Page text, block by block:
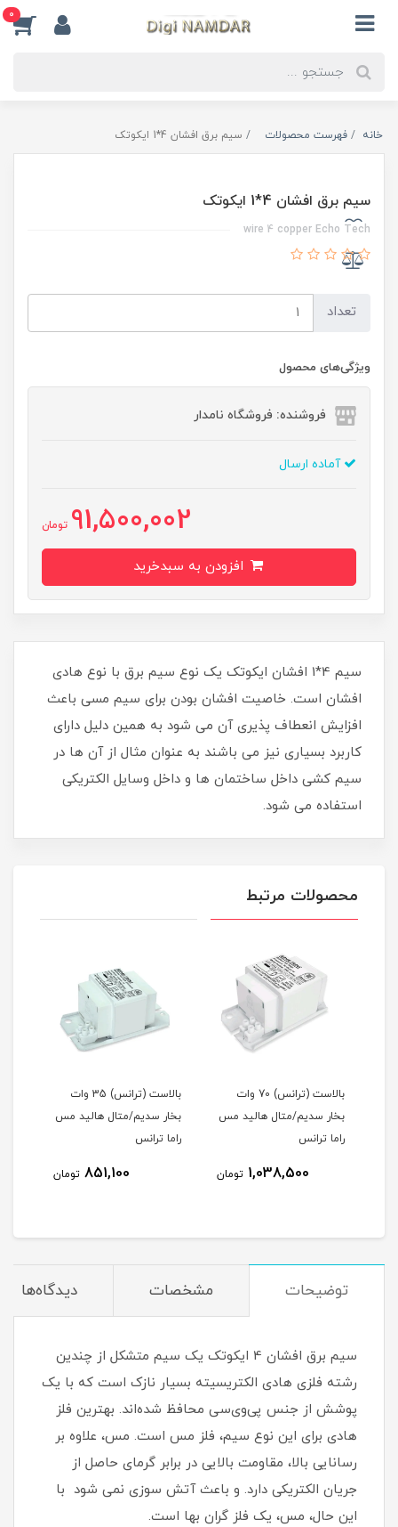
0
خانه فهرست محصولات سیم برق افشان 4*1 ایکوتک
سیم برق افشان 4*1 ایکوتک
wire 4 copper Echo Tech
تعداد
ویژگی‌های محصول
فروشنده: فروشگاه نامدار
آماده ارسال
91,500,002 تومان
سیم 4*1 افشان ایکوتک یک نوع سیم برق با نوع هادی
افشان است. خاصیت افشان بودن برای سیم مسی باعث
افزایش انعطاف پذیری آن می شود به همین دلیل دارای
کاربرد بسیاری نیز می باشند به عنوان مثال از آن ها در
سیم کشی داخل ساختمان ها و داخل وسایل الکتریکی
استفاده می شود.
محصولات مرتبط
بالاست (ترانس) 70 وات
بخار سدیم/متال هالید مس
راما ترانس
1,038,500 تومان
بالاست (ترانس) 35 وات
بخار سدیم/متال هالید مس
راما ترانس
851,100 تومان
توضیحات مشخصات دیدگاه‌ها
سیم برق افشان 4 ایکوتک یک سیم متشکل از چندین
رشته فلزی هادی الکتریسیته بسیار نازک است که با یک
پوشش از جنس پی‌وی‌سی محافظ شده‌اند. بهترین فلز
هادی برای این نوع سیم، فلز مس است. مس، علاوه بر
رسانایی بالا، مقاومت بالایی در برابر گرمای حاصل از
جریان الکتریکی دارد. و باعث آتش سوزی نمی شود با
این حال، مس، یک فلز گران بها است.